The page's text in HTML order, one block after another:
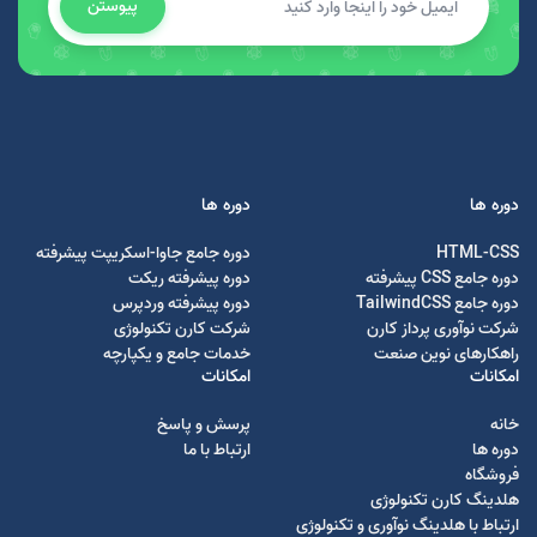
پیوستن
دوره ها
HTML-CSS
دوره جامع CSS پیشرفته
دوره جامع TailwindCSS
شرکت نوآوری پرداز کارن
راهکارهای نوین صنعت
دوره ها
دوره جامع جاوا-اسکریپت پیشرفته
دوره پیشرفته ریکت
دوره پیشرفته وردپرس
شرکت کارن تکنولوژی
خدمات جامع و یکپارچه
امکانات
خانه
دوره ها
فروشگاه
هلدینگ کارن تکنولوژی
ارتباط با هلدینگ نوآوری و تکنولوژی
امکانات
پرسش و پاسخ
ارتباط با ما